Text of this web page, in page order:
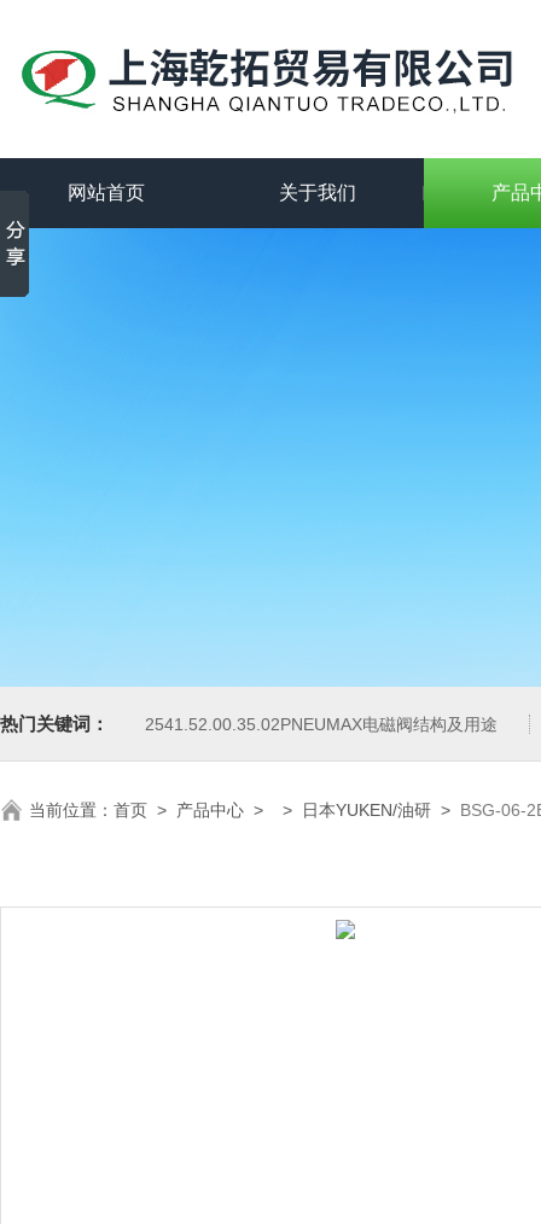
网站首页 关于我们 产品
热门关键词： 2541.52.00.35.02PNEUMAX电磁阀结构及用途
当前位置： 首页 > 产品中心 > > 日本YUKEN/油研 > BSG-06-